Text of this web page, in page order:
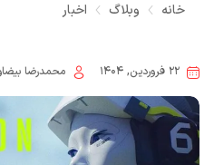
خانه وبلاگ اخبار
۲۲ فروردین, ۱۴۰۴ محمدرضا